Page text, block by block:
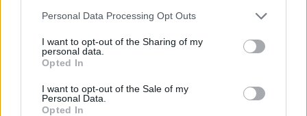
Please note that this website/app uses one or more Google
not limited to your visit or usage behaviour. You may click to
grant or deny consent to Google and its third-party tags to
use your data for below specified purposes in below Google
consent section.
Personal Data Processing Opt Outs
I want to opt-out of the Sharing of my
personal data.
Opted In
I want to opt-out of the Sale of my
Personal Data.
Opted In
SZEMBE MERSZ NÉZNI AZZAL, AKIVÉ
VÁLHATTÁL VOLNA?